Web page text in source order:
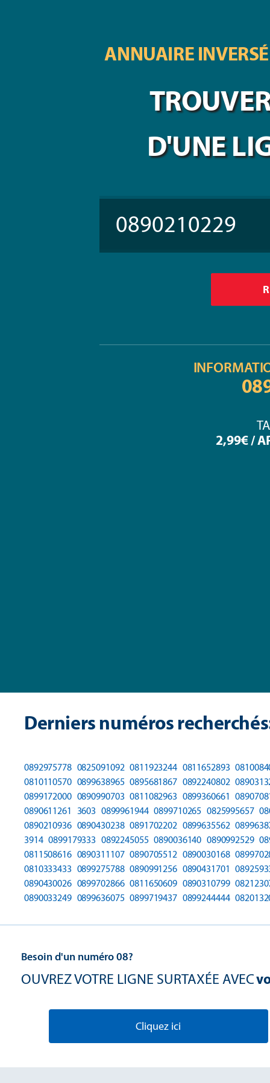
ANNUAIRE
D'UNE
2,99€ /
Derniers numéros
0892975778 0825091092 0811923244 0811652893
0810110570 0899638965 0895681867 0892240802
0899172000 0890990703 0811082963 0899360661
0890611261 3603 0899961944 0899710265 0825995657
0890210936 0890430238 0891702202 0899635562
3914 0899179333 0892245055 0890036140 0890992529
0811508616 0890311107 0890705512 0890030168
0810333433 0899275788 0890991256 0890431701
0890430026 0899702866 0811650609 0890310799
0890033249 0899636075 0899719437 0899244444
Besoin d'un numéro 08?
OUVREZ VOTRE LIGNE SURTAXÉE AVEC
Cliquez ici